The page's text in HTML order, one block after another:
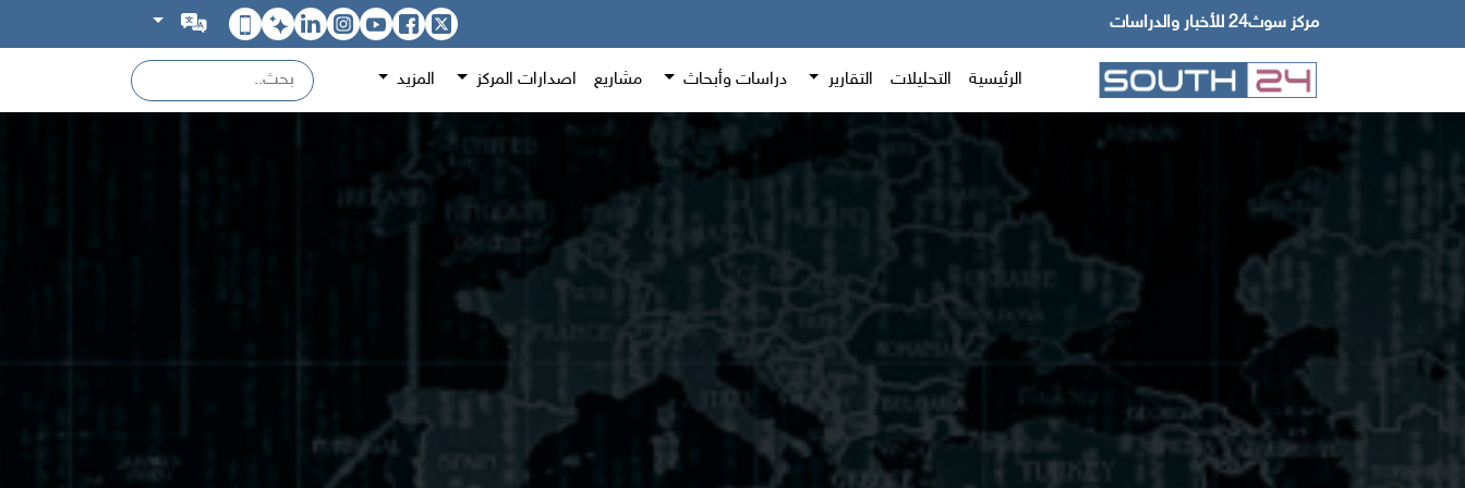
مركز سوث24 للأخبار والدراسات
الرئيسية التحليلات التقارير دراسات وأبحاث مشاريع اصدارات المركز المزيد